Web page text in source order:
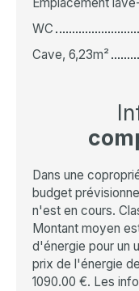
Emplacement
WC
Cave, 6,23m²
Dans une
budget
n'est en cours.
Montant moyen
d'énergie pour un
prix de l'énergie
1090.00 €. Les